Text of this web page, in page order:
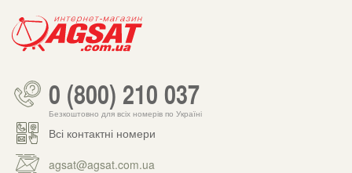
0 (800) 210 037
Безкоштовно для всіх номерів по Україні
Всі контактні номери
agsat@agsat.com.ua